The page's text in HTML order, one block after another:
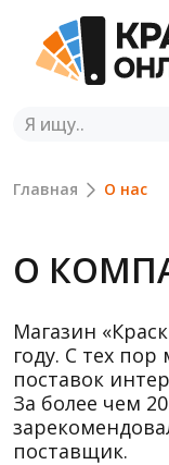
Главная О нас
О
Магазин
году. С тех
поставок
За более чем
поставщик.